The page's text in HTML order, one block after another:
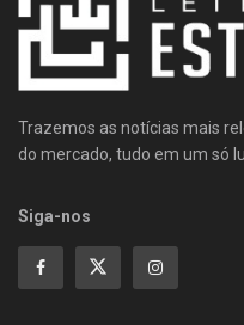
Trazemos as notícias mais
do mercado, tudo em um só
Siga-nos